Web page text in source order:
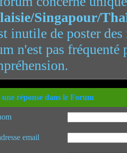
Singapour/
inutile de poster
n'est pas
réponse dans le Forum
email